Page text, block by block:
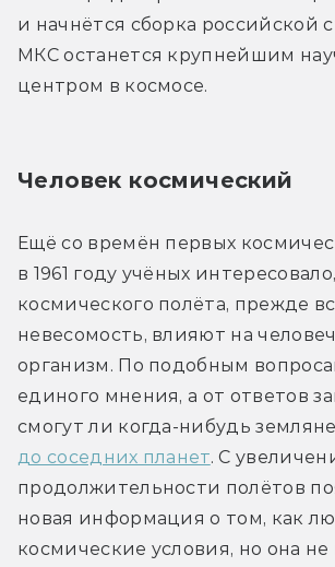
и начнётся сборка российской
МКС останется крупнейшим
центром в космосе.
Человек космический
Ещё со времён первых
в 1961 году учёных
космического полёта, прежде
невесомость, влияют на
организм. По подобным
единого мнения, а от ответов
смогут ли когда-нибудь земляне
до соседних планет. С
продолжительности полётов
новая информация о том, как
космические условия, но она не